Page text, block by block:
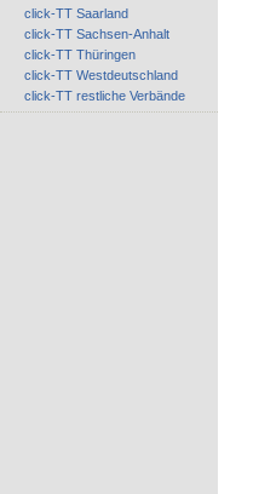
click-TT Saarland
click-TT Sachsen-Anhalt
click-TT Thüringen
click-TT Westdeutschland
click-TT restliche Verbände